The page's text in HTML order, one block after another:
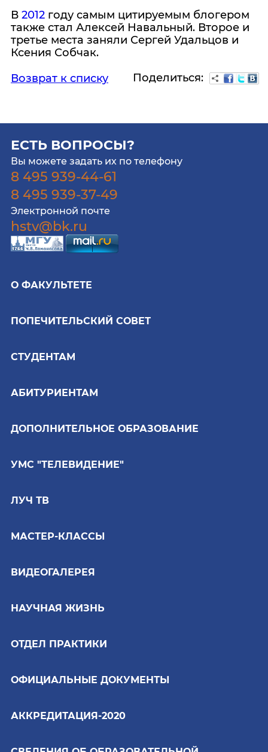
В 2012 году самым цитируемым блогером
также стал Алексей Навальный. Второе и
третье места заняли Сергей Удальцов и
Ксения Собчак.
Возврат к списку
Поделиться:
ЕСТЬ ВОПРОСЫ?
Вы можете задать их по телефону
8 495 939-44-61
8 495 939-37-49
Электронной почте
hstv@bk.ru
О ФАКУЛЬТЕТЕ
ПОПЕЧИТЕЛЬСКИЙ СОВЕТ
СТУДЕНТАМ
АБИТУРИЕНТАМ
ДОПОЛНИТЕЛЬНОЕ ОБРАЗОВАНИЕ
УМС "ТЕЛЕВИДЕНИЕ"
ЛУЧ ТВ
МАСТЕР-КЛАССЫ
ВИДЕОГАЛЕРЕЯ
НАУЧНАЯ ЖИЗНЬ
ОТДЕЛ ПРАКТИКИ
ОФИЦИАЛЬНЫЕ ДОКУМЕНТЫ
АККРЕДИТАЦИЯ-2020